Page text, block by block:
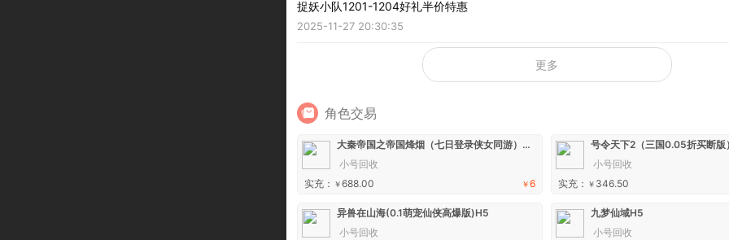
捉妖小队1201-1204好礼半价特惠
2025-11-27 20:30:35
更多
角色交易
大秦帝国之帝国烽烟（七日登录侠女同游）手游
小号回收
￥6
实充： ￥688.00
号令天下2（三国0.05折买断版
小号回收
实充： ￥ 346.50
异兽在山海(0.1萌宠仙侠高爆版)H5
小号回收
九梦仙域H5
小号回收